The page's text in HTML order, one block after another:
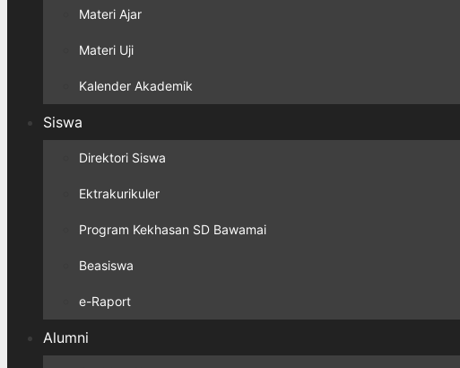
Materi Ajar
Materi Uji
Kalender Akademik
Siswa
Direktori Siswa
Ektrakurikuler
Program Kekhasan SD Bawamai
Beasiswa
e-Raport
Alumni